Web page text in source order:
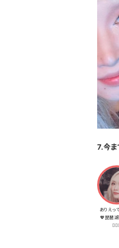
7.今
ありえっ
💖琵琶